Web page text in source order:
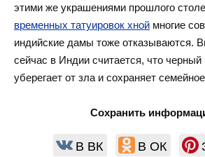
этими же украшениями прошлого
временных татуировок хной многие
индийские дамы тоже отказываются.
сейчас в Индии считается, что
уберегает от зла и сохраняет
Сохранить
В ВК В ОК